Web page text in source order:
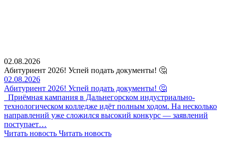
02.08.2026
Абитуриент 2026! Успей подать документы! 🤔
02.08.2026
Абитуриент 2026! Успей подать документы! 🤔
Приёмная кампания в Дальнегорском индустриально-
технологическом колледже идёт полным ходом. На несколько
направлений уже сложился высокий конкурс — заявлений
поступает…
Читать новость Читать новость